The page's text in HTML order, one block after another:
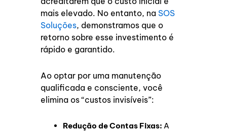
mais elevado. No entanto, na SOS
Soluções, demonstramos que o
retorno sobre esse investimento é
rápido e garantido.
Ao optar por uma manutenção
qualificada e consciente, você
elimina os “custos invisíveis”:
Redução de Contas Fixas: A